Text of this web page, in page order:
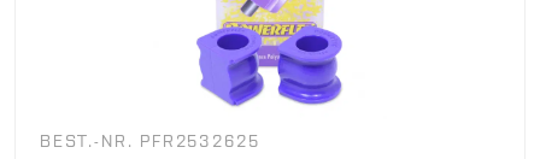
BEST.-NR. PFR2532625